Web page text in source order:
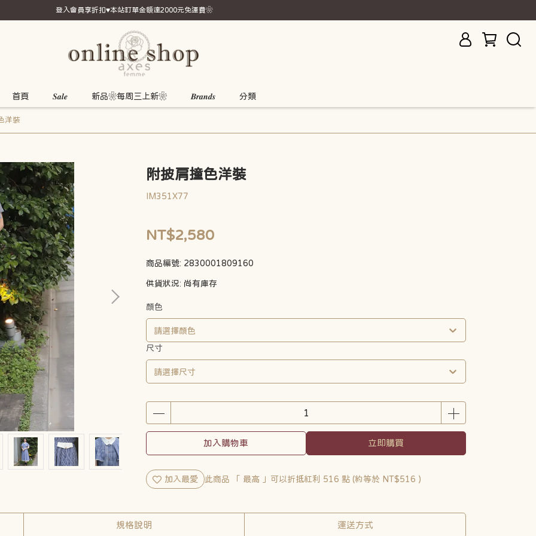
登入會員享折扣♥本站訂單金額達2000元免運費❀
首頁 𝑺𝒂𝒍𝒆 新品❀每周三上新❀ 𝑩𝒓𝒂𝒏𝒅𝒔 分類
洋裝
附披肩撞色洋裝
IM351X77
NT$2,580
商品編號: 2830001809160
供貨狀況: 尚有庫存
顏色
尺寸
加入購物車 立即購買
加入最愛 此商品 「 最高 」可以折抵紅利 516 點 (約等於 NT$516 )
規格說明 運送方式